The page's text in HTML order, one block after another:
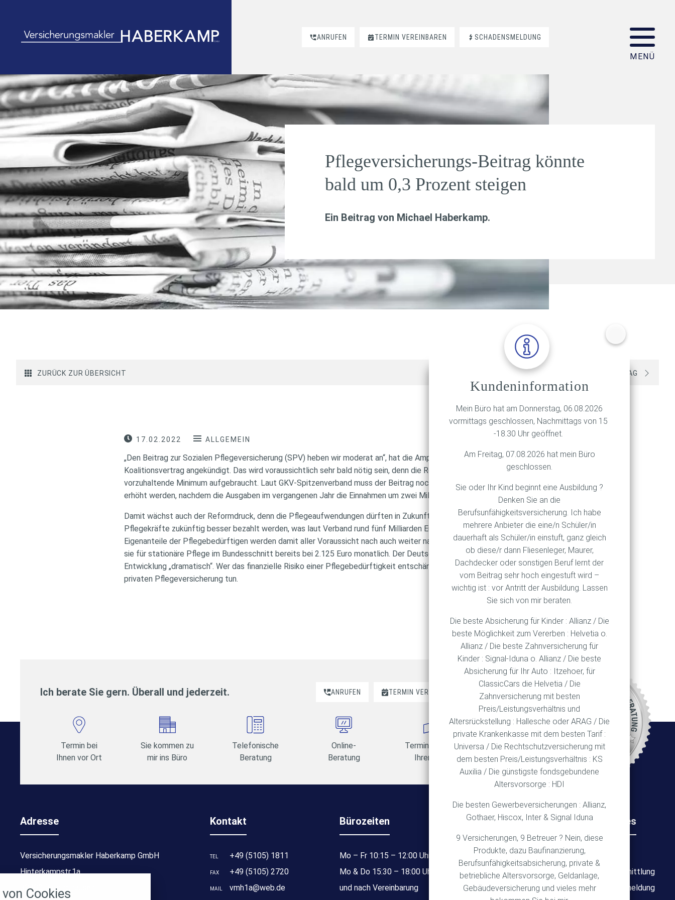
ANRUFEN TERMIN VEREINBAREN SCHADENSMELDUNG
Pflegeversicherungs-Beitrag könnte
bald um 0,3 Prozent steigen
Ein Beitrag von Michael Haberkamp.
ZURÜCK ZUR ÜBERSICHT VORIGER BEITRAG NÄCHSTER BEITRAG
17.02.2022 ALLGEMEIN
„Den Beitrag zur Sozialen Pflegeversicherung (SPV) heben wir moderat an“, hat die Ampel-Bundesregierung in ihrem
Koalitionsvertrag angekündigt. Das wird voraussichtlich sehr bald nötig sein, denn die Reserven sind bis auf das
vorzuhaltende Minimum aufgebraucht. Laut GKV-Spitzenverband muss der Beitrag noch vor Jahresmitte um 0,3 Prozent
erhöht werden, nachdem die Ausgaben im vergangenen Jahr die Einnahmen um zwei Milliarden Euro überstiegen haben.
Damit wächst auch der Reformdruck, denn die Pflegeaufwendungen dürften in Zukunft weiter steigen. So sollen
Pflegekräfte zukünftig besser bezahlt werden, was laut Verband rund fünf Milliarden Euro pro Jahr kosten dürfte. Die
Eigenanteile der Pflegebedürftigen werden damit aller Voraussicht nach auch weiter nach oben klettern. Aktuell liegen
sie für stationäre Pflege im Bundesschnitt bereits bei 2.125 Euro monatlich. Der Deutsche Gewerkschaftsbund nennt die
Entwicklung „dramatisch“. Wer das finanzielle Risiko einer Pflegebedürftigkeit entschärfen möchte, kann dies mit einer
privaten Pflegeversicherung tun.
Kundeninformation
Mein Büro hat am Donnerstag, 06.08.2026
vormittags geschlossen, Nachmittags von 15
-18.30 Uhr geöffnet.
Am Freitag, 07.08.2026 hat mein Büro
geschlossen.
Sie oder Ihr Kind beginnt eine Ausbildung ?
Denken Sie an die
Berufsunfähigkeitsversicherung. Ich habe
mehrere Anbieter die eine/n Schüler/in
dauerhaft als Schüler/in einstuft, ganz gleich
ob diese/r dann Fliesenleger, Maurer,
Dachdecker oder sonstigen Beruf lernt der
vom Beitrag sehr hoch eingestuft wird –
wichtig ist : vor Antritt der Ausbildung. Lassen
Sie sich von mir beraten.
Die beste Absicherung für Kinder : Allianz / Die
beste Möglichkeit zum Vererben : Helvetia o.
Allianz / Die beste Zahnversicherung für
Kinder : Signal-Iduna o. Allianz / Die beste
Absicherung für Ihr Auto : Itzehoer, für
ClassicCars die Helvetia / Die
Zahnversicherung mit besten
Preis/Leistungsverhältnis und
Altersrückstellung : Hallesche oder ARAG / Die
private Krankenkasse mit dem besten Tarif :
Universa / Die Rechtschutzversicherung mit
dem besten Preis/Leistungsverhältnis : KS
Auxilia / Die günstigste fondsgebundene
Altersvorsorge : HDI
Die besten Gewerbeversicherungen : Allianz,
Gothaer, Hiscox, Inter & Signal Iduna
9 Versicherungen, 9 Betreuer ? Nein, diese
Produkte, dazu Baufinanzierung,
Berufsunfähigkeitsabsicherung, private &
betriebliche Altersvorsorge, Geldanlage,
Gebäudeversicherung und vieles mehr
Ich berate Sie gern. Überall und jederzeit. ANRUFEN TERMIN VEREINBAREN
Termin bei
Ihnen vor Ort
Sie kommen zu
mir ins Büro
Telefonische
Beratung
Online-
Beratung
Termine am Ort
Ihrer Wahl
Adresse
Versicherungsmakler Haberkamp GmbH
Hinterkampstr.1a
30890 Barsinghausen
Kontakt
TEL +49 (5105) 1811
FAX +49 (5105) 2720
MAIL vmh1a@web.de
Bürozeiten
Mo – Fr 10:15 – 12:00 Uhr
Mo & Do 15:30 – 18:00 Uhr
und nach Vereinbarung
Rechtliches
Impressum
Datenschutz
Erstinformation
Wichtiges
Bedarfsermittlung
Schadensmeldung
Cookies
akzeptieren oder zu blockieren.